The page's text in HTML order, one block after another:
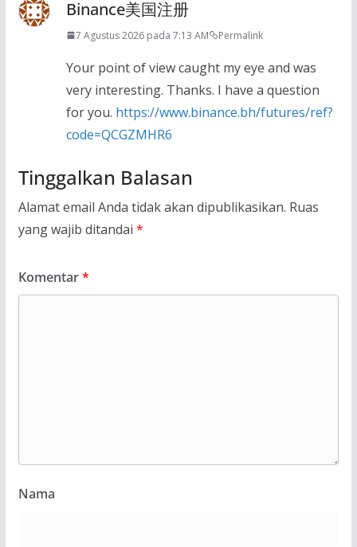
Binance美国注册
7 Agustus 2026 pada 7:13 AM Permalink
Your point of view caught my eye and was
very interesting. Thanks. I have a question
for you. https://www.binance.bh/futures/ref?
code=QCGZMHR6
Tinggalkan Balasan
Alamat email Anda tidak akan dipublikasikan. Ruas
yang wajib ditandai *
Komentar*
Nama